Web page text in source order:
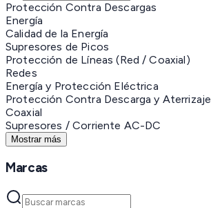
Protección Contra Descargas
Energía
Calidad de la Energía
Supresores de Picos
Protección de Líneas (Red / Coaxial)
Redes
Energía y Protección Eléctrica
Protección Contra Descarga y Aterrizaje
Coaxial
Supresores / Corriente AC-DC
Mostrar más
Marcas